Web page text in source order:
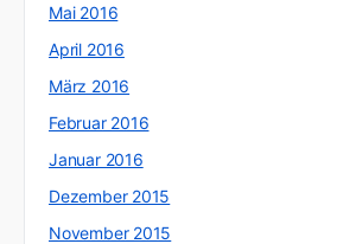
Mai 2016
April 2016
März 2016
Februar 2016
Januar 2016
Dezember 2015
November 2015